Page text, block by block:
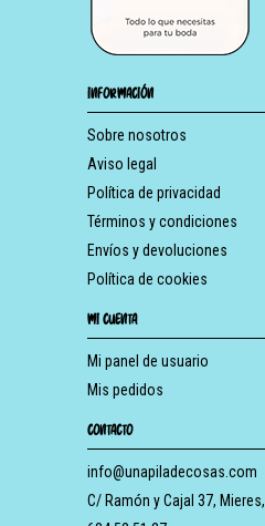
INFORMACIÓN
Sobre nosotros
Aviso legal
Política de privacidad
Términos y condiciones
Envíos y devoluciones
Política de cookies
MI CUENTA
Mi panel de usuario
Mis pedidos
CONTACTO
info@unapiladecosas.com
C/ Ramón y Cajal 37,